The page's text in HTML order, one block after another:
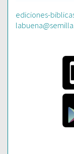
ediciones-